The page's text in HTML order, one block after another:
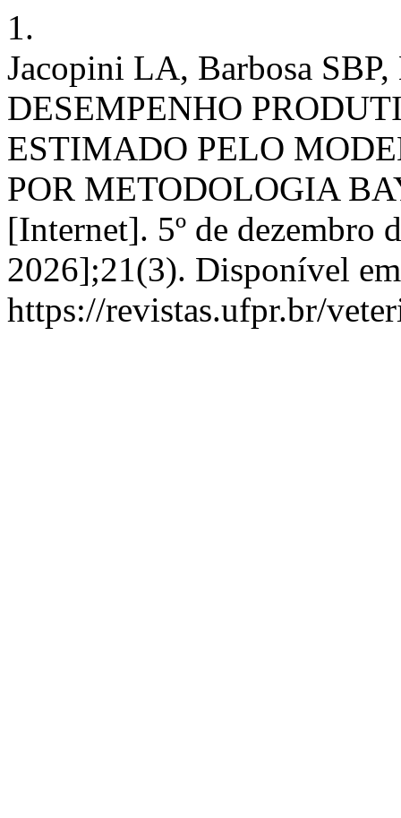
1.
Jacopini LA, Barbosa
DESEMPENHO
ESTIMADO PELO
POR METODOLOGIA
[Internet]. 5º de dezembro
2026];21(3). Disponível
https://revistas.ufpr.br/